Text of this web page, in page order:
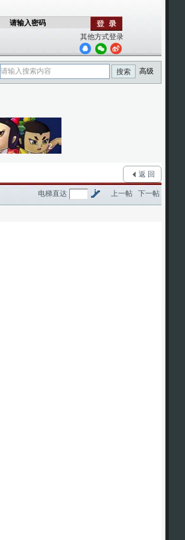
请输入密码
其他方式登录
搜索 高级
1 2
返 回
上一帖 下一帖
电梯直达